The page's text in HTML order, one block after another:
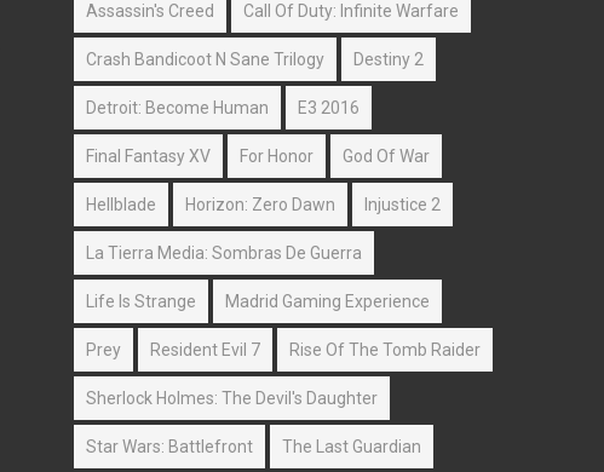
Assassin's Creed Call Of Duty: Infinite Warfare
Crash Bandicoot N Sane Trilogy Destiny 2
Detroit: Become Human E3 2016
Final Fantasy XV For Honor God Of War
Hellblade Horizon: Zero Dawn Injustice 2
La Tierra Media: Sombras De Guerra
Life Is Strange Madrid Gaming Experience
Prey Resident Evil 7 Rise Of The Tomb Raider
Sherlock Holmes: The Devil's Daughter
Star Wars: Battlefront The Last Guardian